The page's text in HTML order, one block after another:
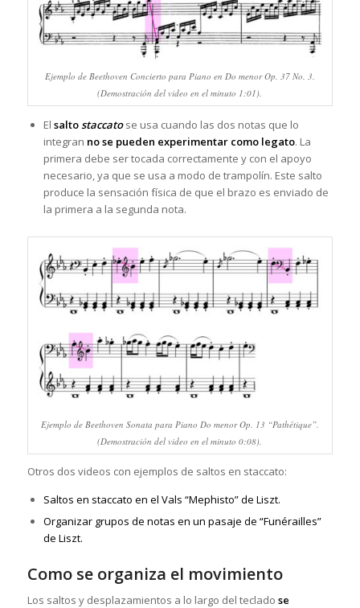
Ejemplo de Beethoven Concierto para Piano en Do menor Op. 37 No. 3.
(Demostración del video en el minuto 1:01).
El saltostaccatose usa cuando las dos notas que lo
integran no se pueden experimentar como legato. La
primera debe ser tocada correctamente y con el apoyo
necesario, ya que se usa a modo de trampolín. Este salto
produce la sensación física de que el brazo es enviado de
la primera a la segunda nota.
Ejemplo de Beethoven Sonata para Piano Do menor Op. 13 “Pathétique”.
(Demostración del video en el minuto 0:08).
Otros dos videos con ejemplos de saltos en staccato:
Saltos en staccato en el Vals “Mephisto” de Liszt.
Organizar grupos de notas en un pasaje de “Funérailles”
de Liszt.
Como se organiza el movimiento
Los saltos y desplazamientos a lo largo del teclado se